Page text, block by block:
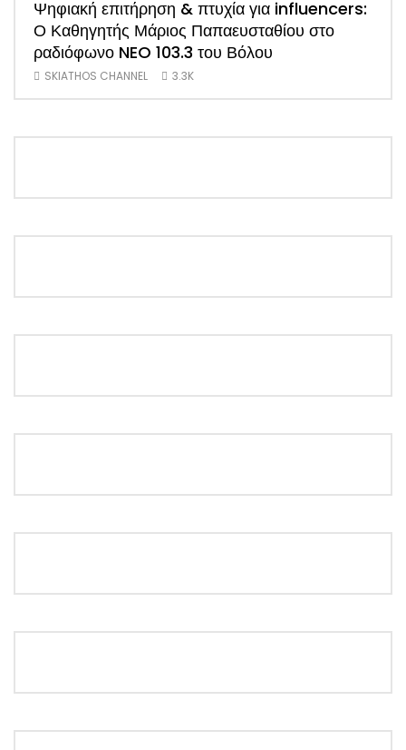
Ψηφιακή επιτήρηση & πτυχία για influencers:
Ο Καθηγητής Μάριος Παπαευσταθίου στο
ραδιόφωνο NEO 103.3 του Βόλου
SKIATHOS CHANNEL 3.3K